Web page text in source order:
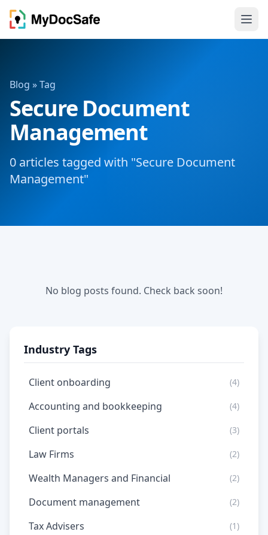
Blog » Tag
Secure Document
Management
0 articles tagged with "Secure Document
Management"
No blog posts found. Check back soon!
Industry Tags
Client onboarding (4)
Accounting and bookkeeping (4)
Client portals (3)
Law Firms (2)
Wealth Managers and Financial (2)
Document management (2)
Tax Advisers (1)